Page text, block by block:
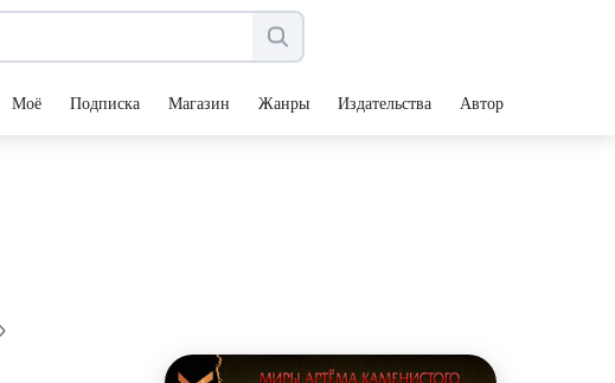
Моё Подписка Магазин Жанры Издательства Авторы